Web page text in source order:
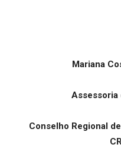
Mariana
Assessoria
Conselho Regional